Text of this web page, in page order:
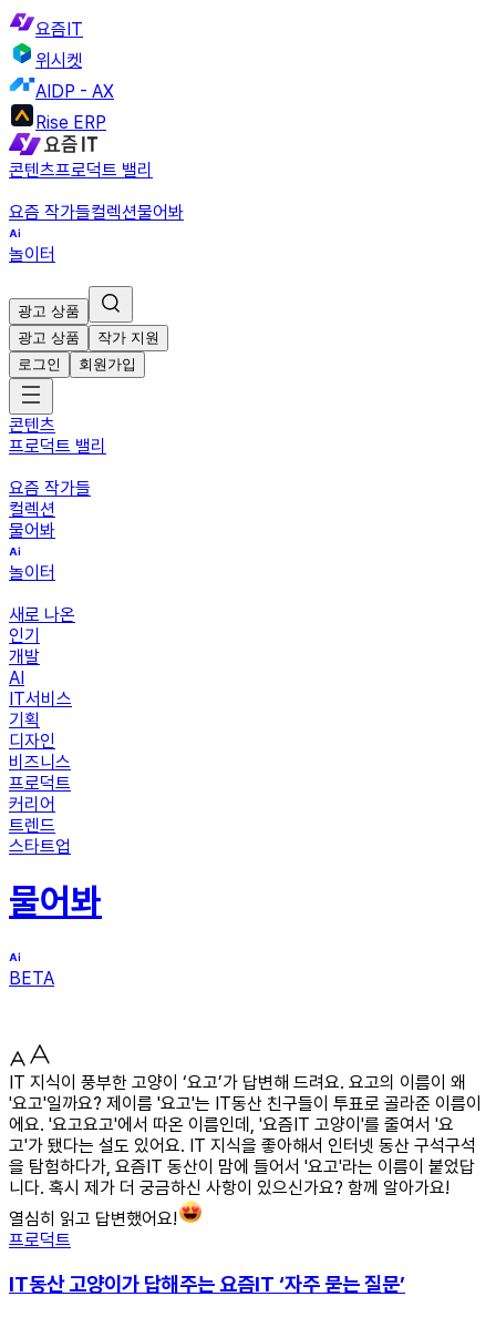
요즘IT
위시켓
AIDP - AX
Rise ERP
콘텐츠프로덕트 밸리
요즘 작가들컬렉션물어봐
놀이터
광고 상품
광고 상품
작가 지원
로그인
회원가입
콘텐츠
프로덕트 밸리
요즘 작가들
컬렉션
물어봐
놀이터
새로 나온
인기
개발
AI
IT서비스
기획
디자인
비즈니스
프로덕트
커리어
트렌드
스타트업
물어봐
BETA
IT 지식이 풍부한 고양이 ‘요고’가 답변해 드려요. 요고의 이름이 왜
'요고'일까요? 제이름 '요고'는 IT동산 친구들이 투표로 골라준 이름이
에요. '요고요고'에서 따온 이름인데, '요즘IT 고양이'를 줄여서 '요
고'가 됐다는 설도 있어요. IT 지식을 좋아해서 인터넷 동산 구석구석
을 탐험하다가, 요즘IT 동산이 맘에 들어서 '요고'라는 이름이 붙었답
니다. 혹시 제가 더 궁금하신 사항이 있으신가요? 함께 알아가요!
열심히 읽고 답변했어요!
프로덕트
IT동산 고양이가 답해주는 요즘IT ‘자주 묻는 질문’